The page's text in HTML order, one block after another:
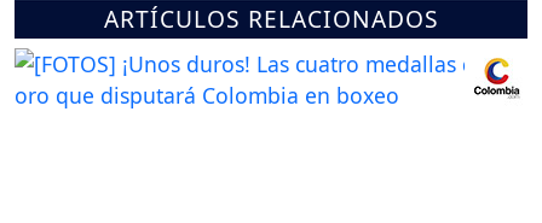
ARTÍCULOS RELACIONADOS